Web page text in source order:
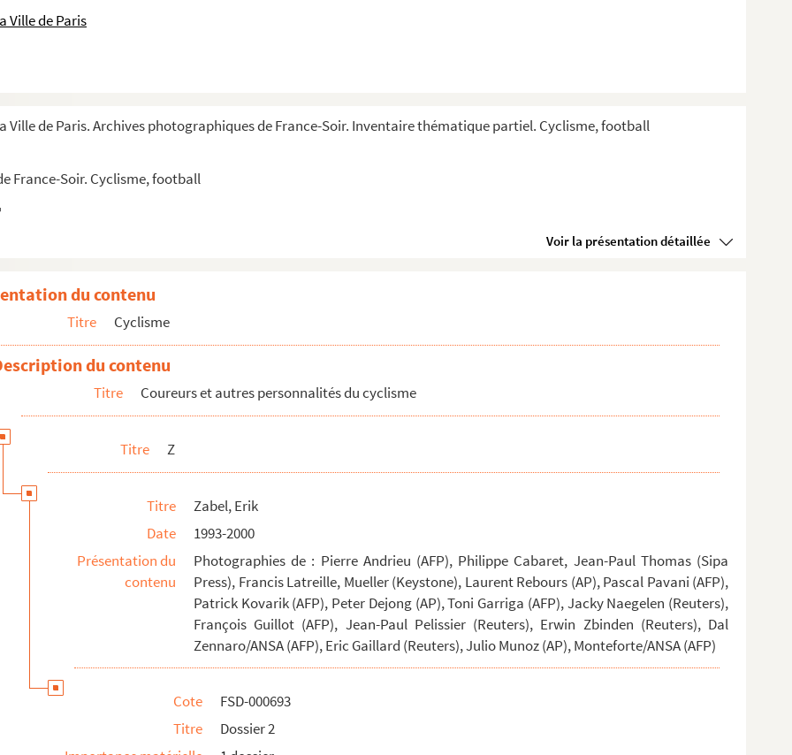
Ville de Paris
Ville de Paris. Archives photographiques de France-Soir. Inventaire thématique partiel. Cyclisme, football
France-Soir. Cyclisme, football
Voir la présentation détaillée
du contenu
Titre Cyclisme
du contenu
Titre Coureurs et autres personnalités du cyclisme
Titre Z
Titre
Zabel, Erik
Date
1993-2000
Présentation du
contenu
Photographies de : Pierre Andrieu (AFP), Philippe Cabaret, Jean-Paul Thomas (Sipa
Press), Francis Latreille, Mueller (Keystone), Laurent Rebours (AP), Pascal Pavani (AFP),
Patrick Kovarik (AFP), Peter Dejong (AP), Toni Garriga (AFP), Jacky Naegelen (Reuters),
François Guillot (AFP), Jean-Paul Pelissier (Reuters), Erwin Zbinden (Reuters), Dal
Zennaro/ANSA (AFP), Eric Gaillard (Reuters), Julio Munoz (AP), Monteforte/ANSA (AFP)
Cote
FSD-000693
Titre
Dossier 2